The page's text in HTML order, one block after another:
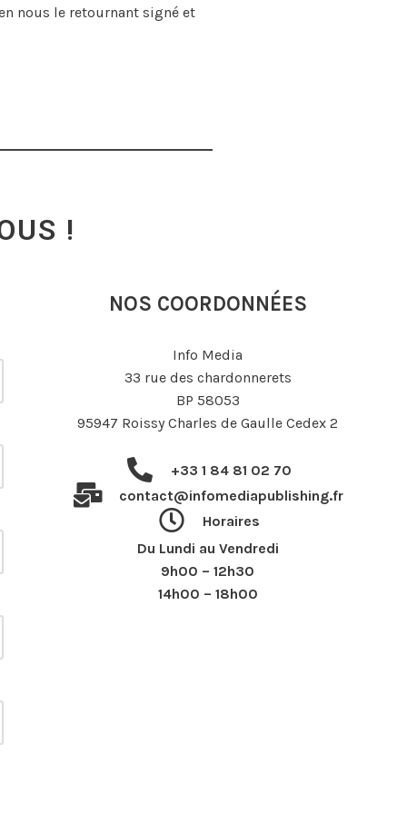
nous le retournant signé et
!
NOS COORDONNÉES
Info Media
33 rue des chardonnerets
BP 58053
95947 Roissy Charles de Gaulle Cedex 2
+33 1 84 81 02 70
contact@infomediapublishing.fr
Horaires
Du Lundi au Vendredi
9h00 – 12h30
14h00 – 18h00